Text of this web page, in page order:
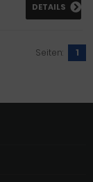
DETAILS
Seiten: 1